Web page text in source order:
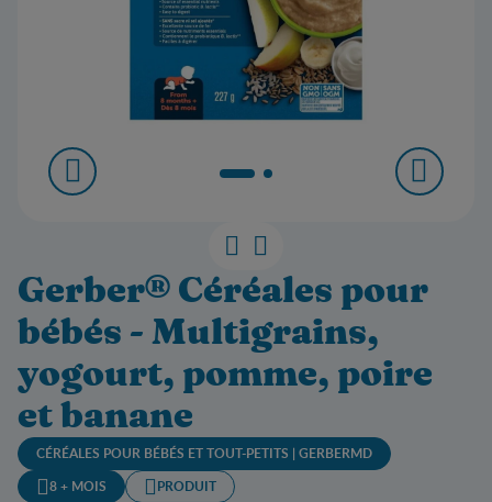
Gerber® Céréales pour
bébés - Multigrains,
yogourt, pomme, poire
et banane
CÉRÉALES POUR BÉBÉS ET TOUT-PETITS | GERBERMD
8 + MOIS
PRODUIT